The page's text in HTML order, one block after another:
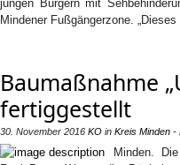
jungen Bürgern mit
Mindener Fußgängerzone.
Baumaßnahme
fertiggestellt
30. November 2016 KO in Kreis Minden -
Minden.